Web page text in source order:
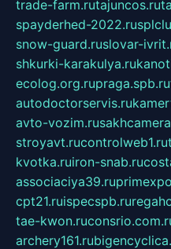
trade-farm.rutajuncos.ru
spayderhed-2022.ru
snow-guard.ruslovar-
shkurki-karakulya.ru
ecolog.org.rupraga.spb.ru
autodoctorservis.ru
avto-vozim.ru
stroyavt.rucontrolweb1.ru
kvotka.ruiron-snab.ru
associaciya39.ru
cpt21.ruispecspb.ru
tae-kwon.ru
archery161.ru